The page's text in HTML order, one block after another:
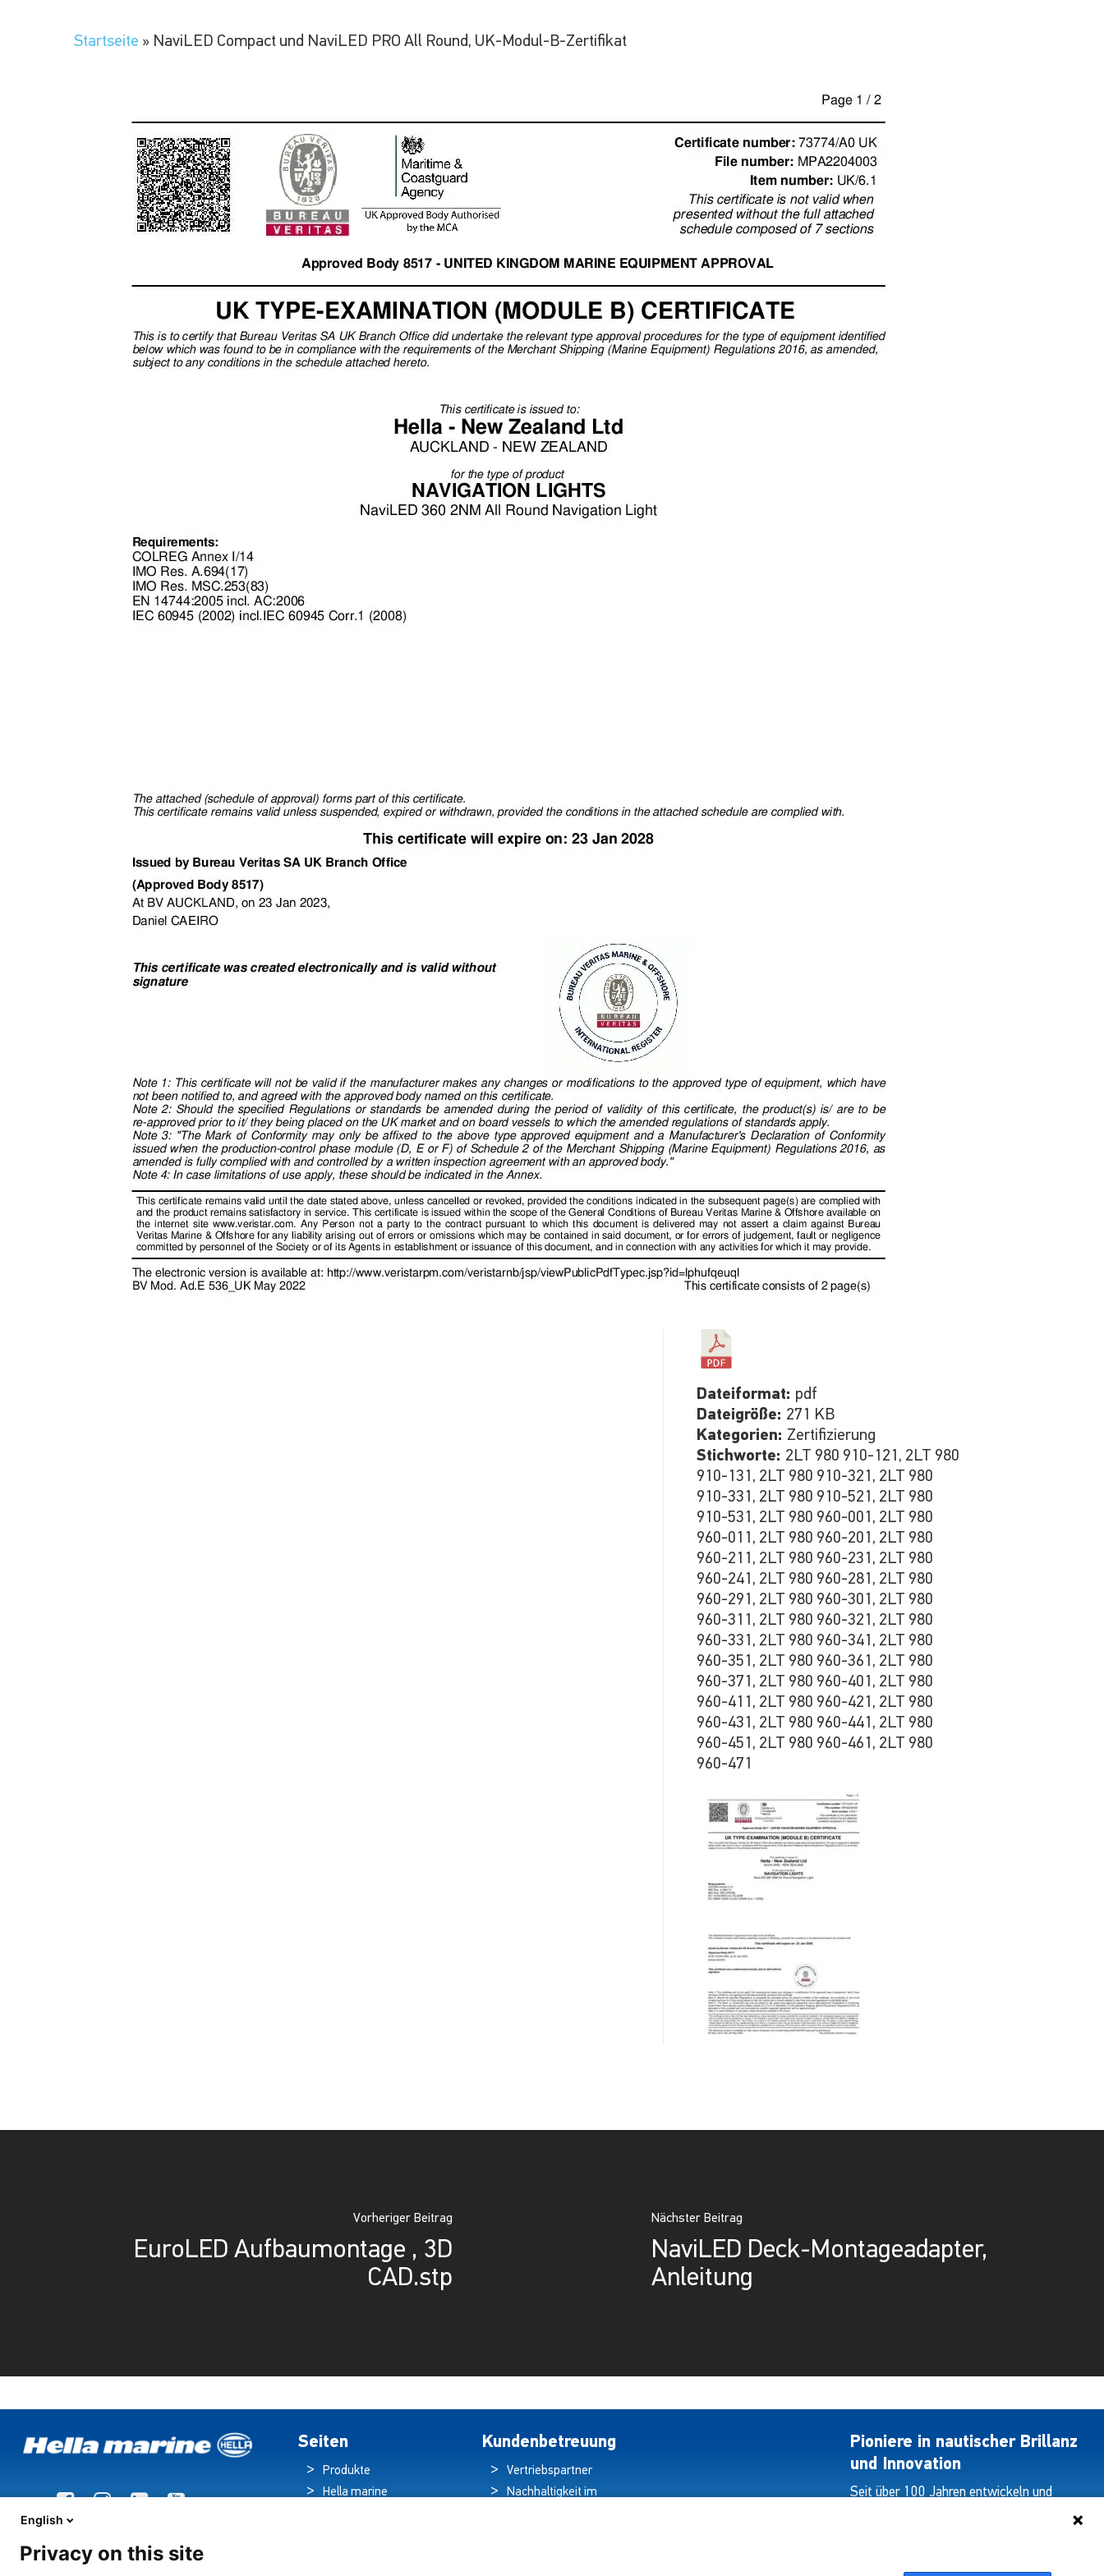
Startseite » NaviLED Compact und NaviLED PRO All Round, UK-Modul-B-Zertifikat
Dateiformat: pdf
Dateigröße: 271 KB
Kategorien: Zertifizierung
Stichworte: 2LT 980 910-121, 2LT 980
910-131, 2LT 980 910-321, 2LT 980
910-331, 2LT 980 910-521, 2LT 980
910-531, 2LT 980 960-001, 2LT 980
960-011, 2LT 980 960-201, 2LT 980
960-211, 2LT 980 960-231, 2LT 980
960-241, 2LT 980 960-281, 2LT 980
960-291, 2LT 980 960-301, 2LT 980
960-311, 2LT 980 960-321, 2LT 980
960-331, 2LT 980 960-341, 2LT 980
960-351, 2LT 980 960-361, 2LT 980
960-371, 2LT 980 960-401, 2LT 980
960-411, 2LT 980 960-421, 2LT 980
960-431, 2LT 980 960-441, 2LT 980
960-451, 2LT 980 960-461, 2LT 980
960-471
Vorheriger Beitrag
EuroLED Aufbaumontage , 3D
CAD.stp
Nächster Beitrag
NaviLED Deck-Montageadapter,
Anleitung
Seiten
Produkte
Hella marine
Kundenbetreuung
Vertriebspartner
Nachhaltigkeit im
Pioniere in nautischer Brillanz
und Innovation
Seit über 100 Jahren entwickeln und
English
Privacy on this site